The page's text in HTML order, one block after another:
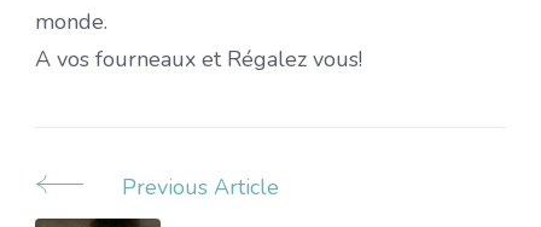
monde.
A vos fourneaux et Régalez vous!
Post
Previous Article